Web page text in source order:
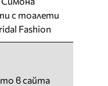
с тоалети
Fashion
в сайта